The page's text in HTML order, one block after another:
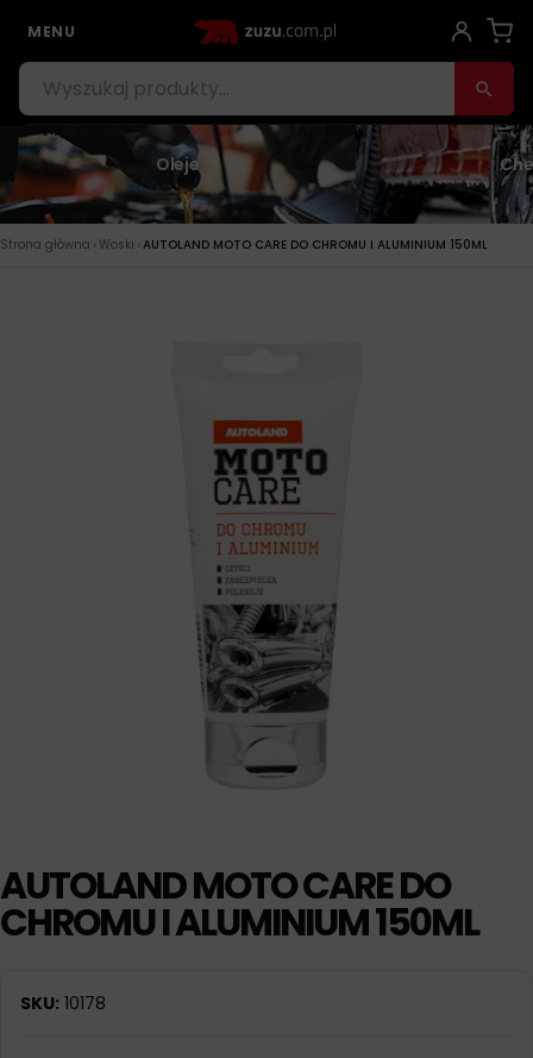
MENU
Oleje
Strona główna › Woski › AUTOLAND MOTO CARE DO CHROMU I ALUMINIUM 150ML
AUTOLAND MOTO CARE DO
CHROMU I ALUMINIUM 150ML
SKU: 10178